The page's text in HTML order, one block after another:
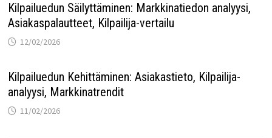
Kilpailuedun Säilyttäminen: Markkinatiedon analyysi,
Asiakaspalautteet, Kilpailija-vertailu
12/02/2026
Kilpailuedun Kehittäminen: Asiakastieto, Kilpailija-
analyysi, Markkinatrendit
11/02/2026